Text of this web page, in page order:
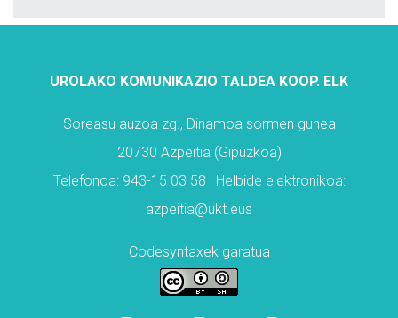
UROLAKO KOMUNIKAZIO TALDEA KOOP. ELK
Soreasu auzoa zg., Dinamoa sormen gunea
20730 Azpeitia (Gipuzkoa)
Telefonoa: 943-15 03 58 | Helbide elektronikoa:
azpeitia@ukt.eus
Codesyntaxek garatua